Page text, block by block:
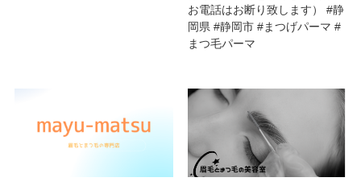
お電話はお断り致します） #静
岡県 #静岡市 #まつげパーマ #
まつ毛パーマ